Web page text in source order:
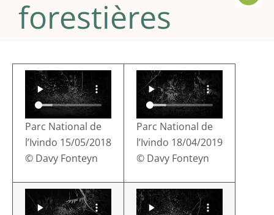
forestières
Parc National de
l’Ivindo 15/05/2018
© Davy Fonteyn
Parc National de
l’Ivindo 18/04/2019
© Davy Fonteyn